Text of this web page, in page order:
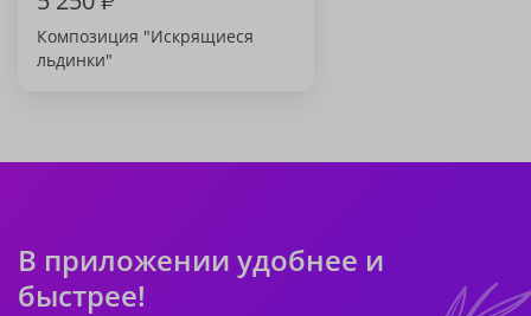
Композиция "Искрящиеся
льдинки"
В приложении удобнее и
быстрее!